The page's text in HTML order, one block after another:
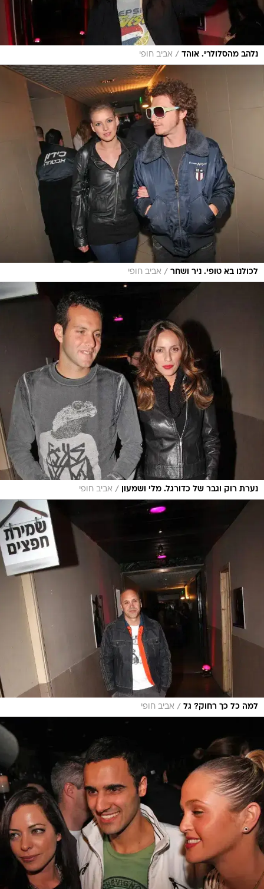
נלהב מהסלולרי. אוהד / אביב חופי
לכולנו בא טופי. ניר ושחר / אביב חופי
נערת רוק וגבר של כדורגל. מלי ושמעון / אביב חופי
למה כל כך רחוק? גל / אביב חופי